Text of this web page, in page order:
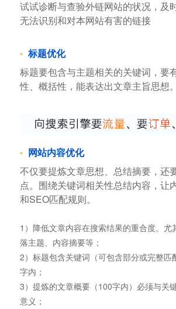
试试诊断与查验外链网站的状况，及
无法识别和对本网站有害的链接
标题优化
标题要包含与主题相关的关键词，要
性、概括性，能表达出文章主旨思想。
网站内容优化
不仅要提炼文章思想、总结摘要，还
点。围绕关键词相关性总结内容，让
和SEO匹配规则。
1）降低文章内容在搜索结果的重合度。尤
落主题、内容摘要等；
2）标题包含关键词（可包含部分或完整匹
字内；
3）提炼的文章概要（100字内）必须与关
意义；